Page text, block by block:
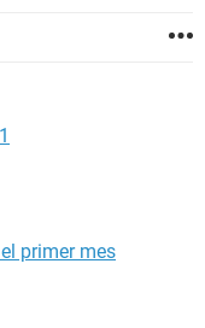
primer mes